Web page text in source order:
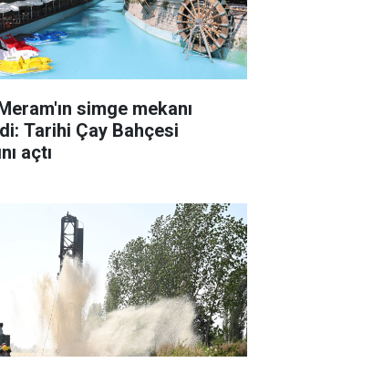
simge mekanı
Tarihi Çay Bahçesi
açtı